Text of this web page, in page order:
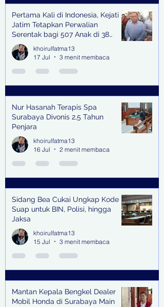
Pertama Kali di Indonesia, Kejati
Jatim Tetapkan Perwalian
Serentak bagi 507 Anak di 38
Kabupaten & Kota
khoirulfatma13
17 Jul
3 menit membaca
Nur Hasanah Terapis Spa
Surabaya Divonis 2,5 Tahun
Penjara
khoirulfatma13
16 Jul
2 menit membaca
Sidang Bea Cukai Ungkap Kode
Suap untuk BIN, Polisi, hingga
Jaksa
khoirulfatma13
15 Jul
3 menit membaca
Mantan Kepala Bengkel Dealer
Mobil Honda di Surabaya Main